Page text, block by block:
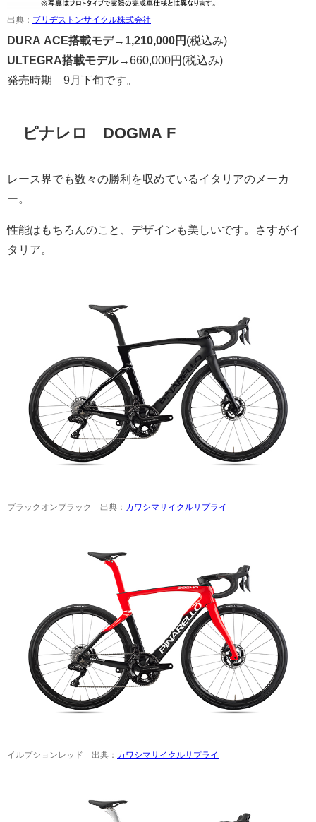
出典： ブリヂストンサイクル株式会社
DURA ACE搭載モデ→ 1,210,000円 (税込み)
ULTEGRA搭載モデル→660,000円 (税込み)
発売時期 9月下旬です。
ピナレロ DOGMA F
レース界でも数々の勝利を収めているイタリアのメーカ
ー。
性能はもちろんのこと、デザインも美しいです。さすがイ
タリア。
ブラックオンブラック 出典： カワシマサイクルサプライ
イルプションレッド 出典： カワシマサイクルサプライ